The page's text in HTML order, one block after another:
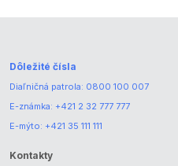
Dôležité čísla
Diaľničná patrola: 0800 100 007
E-známka: +421 2 32 777 777
E-mýto: +421 35 111 111
Kontakty